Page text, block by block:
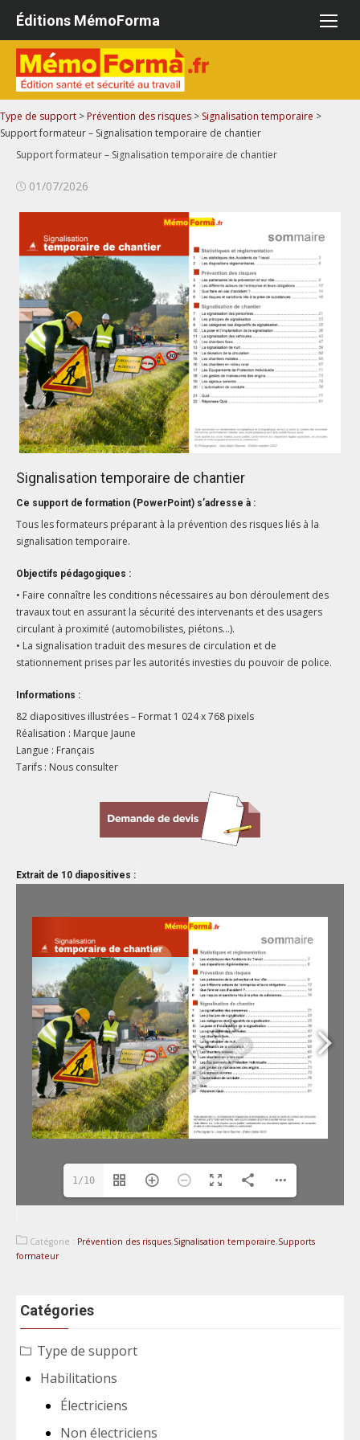
Aller
contenu
Éditions MémoForma
Type de support > Prévention des risques > Signalisation temporaire >
Support formateur – Signalisation temporaire de chantier
Support formateur – Signalisation temporaire de chantier
Publié01/07/2026
Signalisation temporaire de chantier
Ce support de formation (PowerPoint) s’adresse à :
Tous les formateurs préparant à la prévention des risques liés à la
signalisation temporaire.
Objectifs pédagogiques :
• Faire connaître les conditions nécessaires au bon déroulement des
travaux tout en assurant la sécurité des intervenants et des usagers
circulant à proximité (automobilistes, piétons…).
• La signalisation traduit des mesures de circulation et de
stationnement prises par les autorités investies du pouvoir de police.
Informations :
82 diapositives illustrées – Format 1 024 x 768 pixels
Réalisation : Marque Jaune
Langue : Français
Tarifs : Nous consulter
Extrait de 10 diapositives :
1/10
Catégorie : Prévention des risques,Signalisation temporaire,Supports
formateur
Catégories
Type de support
Habilitations
Électriciens
Non électriciens